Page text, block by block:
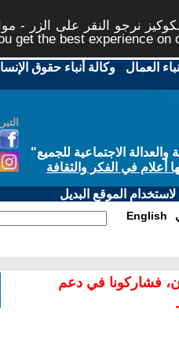
نرجو النقر على الزر -
get the best experience on
العمال -وكالة أنباء حقوق
الاجتماعية للجميع"
أعلام في الفكر والثقافة
الموقع البديل
English
فشاركونا في دعم